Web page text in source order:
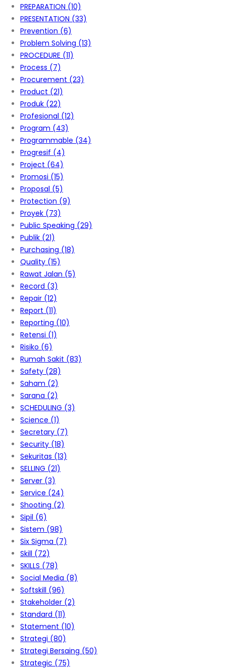
PREPARATION (10)
PRESENTATION (33)
Prevention (6)
Problem Solving (13)
PROCEDURE (11)
Process (7)
Procurement (23)
Product (21)
Produk (22)
Profesional (12)
Program (43)
Programmable (34)
Progresif (4)
Project (64)
Promosi (15)
Proposal (5)
Protection (9)
Proyek (73)
Public Speaking (29)
Publik (21)
Purchasing (18)
Quality (15)
Rawat Jalan (5)
Record (3)
Repair (12)
Report (11)
Reporting (10)
Retensi (1)
Risiko (6)
Rumah Sakit (83)
Safety (28)
Saham (2)
Sarana (2)
SCHEDULING (3)
Science (1)
Secretary (7)
Security (18)
Sekuritas (13)
SELLING (21)
Server (3)
Service (24)
Shooting (2)
Sipil (6)
Sistem (98)
Six Sigma (7)
Skill (72)
SKILLS (78)
Social Media (8)
Softskill (96)
Stakeholder (2)
Standard (11)
Statement (10)
Strategi (80)
Strategi Bersaing (50)
Strategic (75)